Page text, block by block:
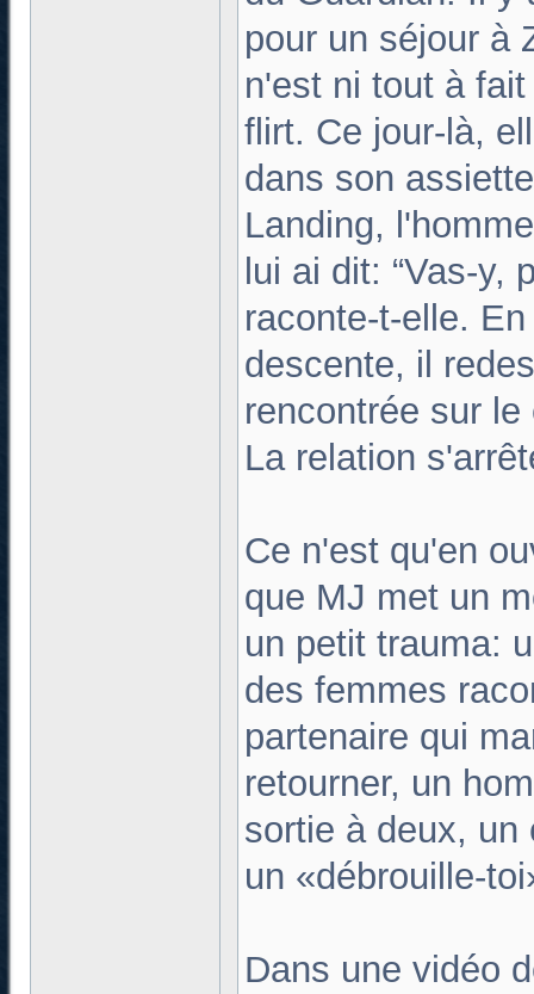
pour un séjour à
n'est ni tout à
flirt. Ce jour-là,
dans son
Landing,
lui ai dit: “Vas-y,
raconte-t-elle.
descente, il
rencontrée sur
La relation
Ce n'est qu'en
que MJ met un
un petit trauma:
des femmes
partenaire qui
retourner, un
sortie à deux, un
un «débrouille-
Dans une vidéo